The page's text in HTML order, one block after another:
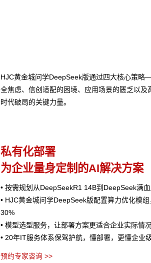
HJC黄金城问学DeepSeek版通过四大核心策
全焦虑、信创适配的困境、应用场景的匮乏以
时代破局的关键力量。
私有化部署
为企业量身定制的AI解决方案
• 按需规划从DeepSeekR1 14B到DeepSeek满
• HJC黄金城问学DeepSeek版配置算力优化模
30%
• 模型选型服务，让部署方案更适合企业实际情
• 20年IT服务体系保驾护航，懂部署，更懂企业
预约专家咨询 >>